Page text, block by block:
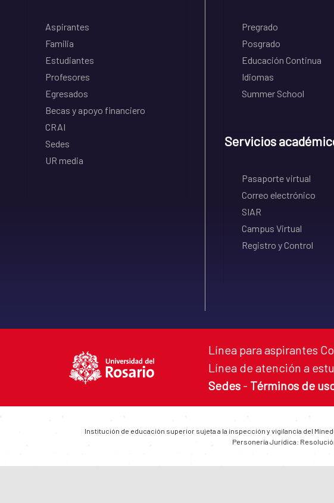
Aspirantes
Familia
Estudiantes
Profesores
Egresados
Becas y apoyo financiero
CRAI
Sedes
UR media
Pregrado
Posgrado
Educación Continua
Idiomas
Summer School
Servicios
Pasaporte virtual
Correo electrónico
SIAR
Campus Virtual
Registro y Control
Línea para aspirantes
Línea de atención a
Sedes - Términos de
Institución de educación superior sujeta a la inspección y vigilancia del
Personería Jurídica: